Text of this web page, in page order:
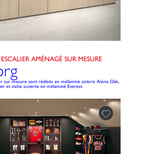
AMÉNAGÉ SUR MESURE
sur mesure sont réalisés en mélaminé coloris Alona Oak,
et niche ouverte en mélaminé Everest.